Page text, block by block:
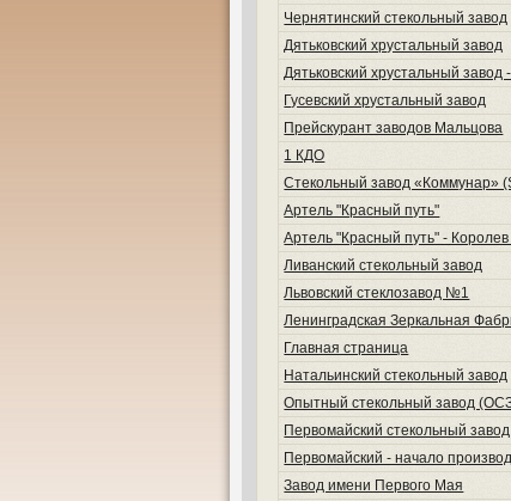
Чернятинский стекольный завод
Дятьковский хрустальный завод
Дятьковский хрустальный завод
Гусевский хрустальный завод
Прейскурант заводов Мальцова
1 КДО
Стекольный завод «Коммунар»
Артель "Красный путь"
Артель "Красный путь" -
Ливанский стекольный завод
Львовский стеклозавод №1
Ленинградская Зеркальная
Главная страница
Натальинский стекольный завод
Опытный стекольный завод
Первомайский стекольный завод
Первомайский - начало
Завод имени Первого Мая